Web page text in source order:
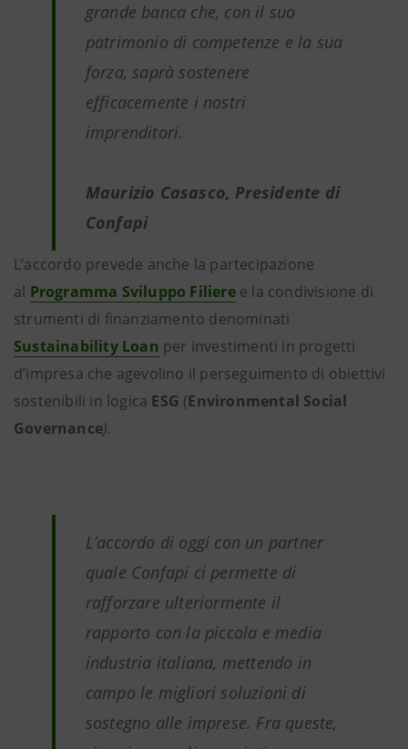
grande banca che, con il suo
patrimonio di competenze e la sua
forza, saprà sostenere
efficacemente i nostri
imprenditori.
Maurizio Casasco, Presidente di
Confapi
L’accordo prevede anche la partecipazione
al Programma Sviluppo Filiere e la condivisione di
strumenti di finanziamento denominati
Sustainability Loan per investimenti in progetti
d’impresa che agevolino il perseguimento di obiettivi
sostenibili in logica ESG (Environmental Social
Governance).
L’accordo di oggi con un partner
quale Confapi ci permette di
rafforzare ulteriormente il
rapporto con la piccola e media
industria italiana, mettendo in
campo le migliori soluzioni di
sostegno alle imprese. Fra queste,